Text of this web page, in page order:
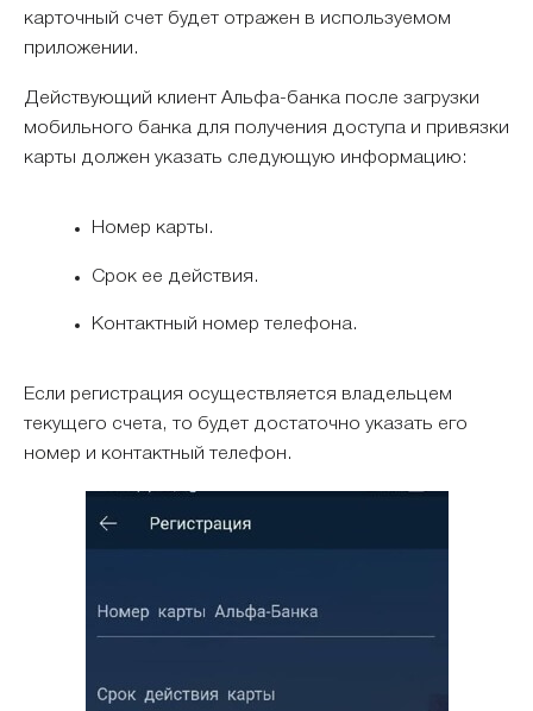
карточный счет будет отражен в используемом
приложении.
Действующий клиент Альфа-банка после загрузки
мобильного банка для получения доступа и привязки
карты должен указать следующую информацию:
Номер карты.
Срок ее действия.
Контактный номер телефона.
Если регистрация осуществляется владельцем
текущего счета, то будет достаточно указать его
номер и контактный телефон.